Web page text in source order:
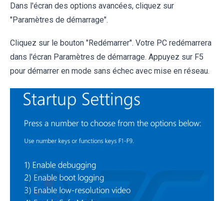
Dans l'écran des options avancées, cliquez sur
"Paramètres de démarrage".
Cliquez sur le bouton "Redémarrer". Votre PC redémarrera
dans l'écran Paramètres de démarrage. Appuyez sur F5
pour démarrer en mode sans échec avec mise en réseau.